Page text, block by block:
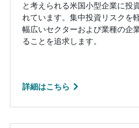
と考えられる米国小型企業に投
れています。集中投資リスクを
幅広いセクターおよび業種の企
ることを追求します。
詳細はこちら